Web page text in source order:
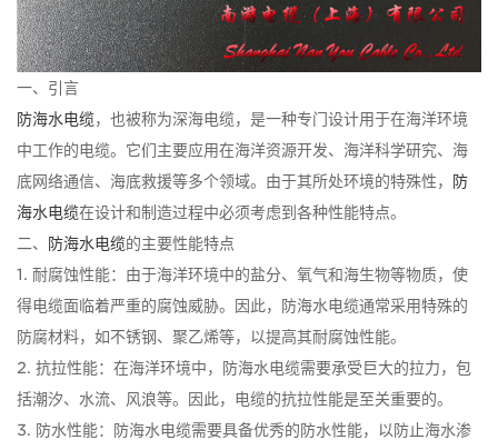
一、引言
防海水电缆，也被称为深海电缆，是一种专门设计用于在海洋环境
中工作的电缆。它们主要应用在海洋资源开发、海洋科学研究、海
底网络通信、海底救援等多个领域。由于其所处环境的特殊性， 防
海水电缆在设计和制造过程中必须考虑到各种性能特点。
二、 防海水电缆的主要性能特点
1. 耐腐蚀性能：由于海洋环境中的盐分、氧气和海生物等物质，使
得电缆面临着严重的腐蚀威胁。因此，防海水电缆通常采用特殊的
防腐材料，如不锈钢、聚乙烯等，以提高其耐腐蚀性能。
2. 抗拉性能：在海洋环境中，防海水电缆需要承受巨大的拉力，包
括潮汐、水流、风浪等。因此，电缆的抗拉性能是至关重要的。
3. 防水性能：防海水电缆需要具备优秀的防水性能，以防止海水渗